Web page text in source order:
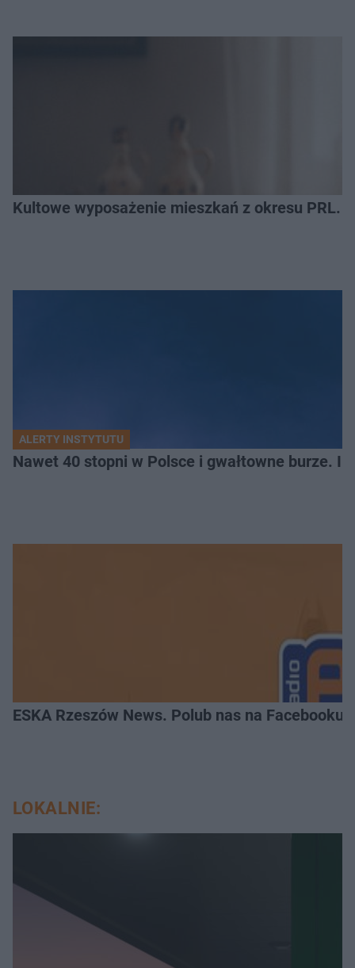
Kultowe wyposażenie mieszkań z okresu PRL.
ALERTY INSTYTUTU
Nawet 40 stopni w Polsce i gwałtowne burze.
ESKA Rzeszów News. Polub nas na Facebooku!
LOKALNIE: